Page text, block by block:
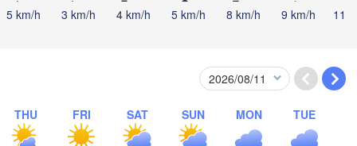
5 km/h
3 km/h
4 km/h
5 km/h
8 km/h
9 km/h
11
THU FRI SAT SUN MON TUE
Севастополь
Galați
Миколаїв
MOLDOVA